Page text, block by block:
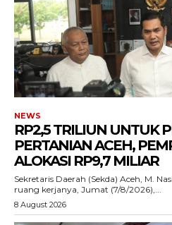
NEWS
RP2,5 TRILIUN UNTUK
PERTANIAN ACEH,
ALOKASI RP9,7 MILIAR
‎Sekretaris Daerah (Sekda) Aceh, M.
ruang kerjanya, Jumat (7/8/2026),...
8 August 2026